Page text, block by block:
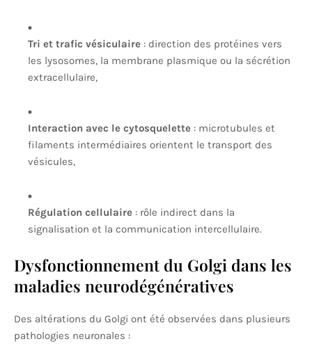
Tri et trafic vésiculaire : direction des protéines vers
les lysosomes, la membrane plasmique ou la sécrétion
extracellulaire,
Interaction avec le cytosquelette : microtubules et
filaments intermédiaires orientent le transport des
vésicules,
Régulation cellulaire : rôle indirect dans la
signalisation et la communication intercellulaire.
Dysfonctionnement du Golgi dans les
maladies neurodégénératives
Des altérations du Golgi ont été observées dans plusieurs
pathologies neuronales :